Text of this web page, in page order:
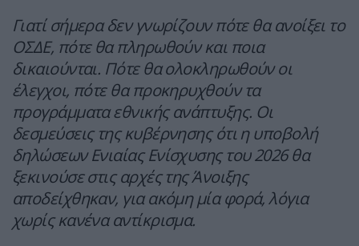
Γιατί σήμερα δεν γνωρίζουν πότε θα ανοίξει το
ΟΣΔΕ, πότε θα πληρωθούν και ποια
δικαιούνται. Πότε θα ολοκληρωθούν οι
έλεγχοι, πότε θα προκηρυχθούν τα
προγράμματα εθνικής ανάπτυξης. Οι
δεσμεύσεις της κυβέρνησης ότι η υποβολή
δηλώσεων Ενιαίας Ενίσχυσης του 2026 θα
ξεκινούσε στις αρχές της Άνοιξης
αποδείχθηκαν, για ακόμη μία φορά, λόγια
χωρίς κανένα αντίκρισμα.